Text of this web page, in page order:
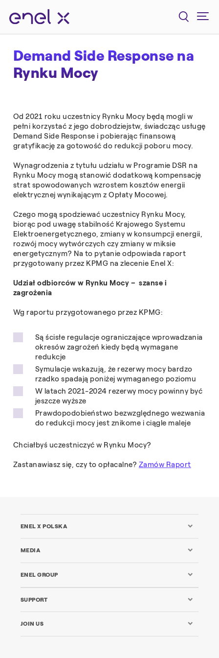
Demand Side Response na
Rynku Mocy
Od 2021 roku uczestnicy Rynku Mocy będą mogli w
pełni korzystać z jego dobrodziejstw, świadcząc usługę
Demand Side Response i pobierając finansową
gratyfikację za gotowość do redukcji poboru mocy.
Wynagrodzenia z tytułu udziału w Programie DSR na
Rynku Mocy mogą stanowić dodatkową kompensację
strat spowodowanych wzrostem kosztów energii
elektrycznej wynikającym z Opłaty Mocowej.
Czego mogą spodziewać uczestnicy Rynku Mocy,
biorąc pod uwagę stabilność Krajowego Systemu
Elektroenergetycznego, zmiany w konsumpcji energii,
rozwój mocy wytwórczych czy zmiany w miksie
energetycznym? Na to pytanie odpowiada raport
przygotowany przez KPMG na zlecenie Enel X:
Udział odbiorców w Rynku Mocy – szanse i
zagrożenia
Wg raportu przygotowanego przez KPMG:
Są ścisłe regulacje ograniczające wprowadzania
okresów zagrożeń kiedy będą wymagane
redukcje
Symulacje wskazują, że rezerwy mocy bardzo
rzadko spadają poniżej wymaganego poziomu
W latach 2021-2024 rezerwy mocy powinny być
jeszcze wyższe
Prawdopodobieństwo bezwzględnego wezwania
do redukcji mocy jest znikome i ciągle maleje
Chciałbyś uczestniczyć w Rynku Mocy?
Zastanawiasz się, czy to opłacalne? Zamów Raport
ENEL X POLSKA
MEDIA
ENEL GROUP
SUPPORT
JOIN US